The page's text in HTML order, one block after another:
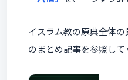
イスラム教の原典全体
のまとめ記事を参照して